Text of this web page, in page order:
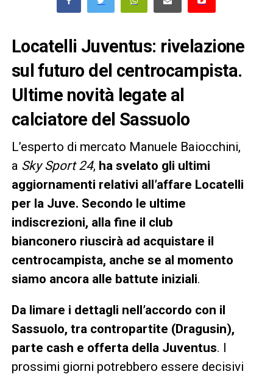
Locatelli Juventus: rivelazione
sul futuro del centrocampista.
Ultime novità legate al
calciatore del Sassuolo
L’esperto di mercato Manuele Baiocchini,
a Sky Sport 24, ha svelato gli ultimi
aggiornamenti relativi all’affare Locatelli
per la Juve. Secondo le ultime
indiscrezioni, alla fine il club
bianconero riuscirà ad acquistare il
centrocampista, anche se al momento
siamo ancora alle battute iniziali.
Da limare i dettagli nell’accordo con il
Sassuolo, tra contropartite (Dragusin),
parte cash e offerta della Juventus. I
prossimi giorni potrebbero essere decisivi